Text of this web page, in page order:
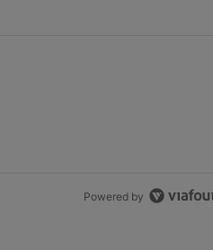
Powered by